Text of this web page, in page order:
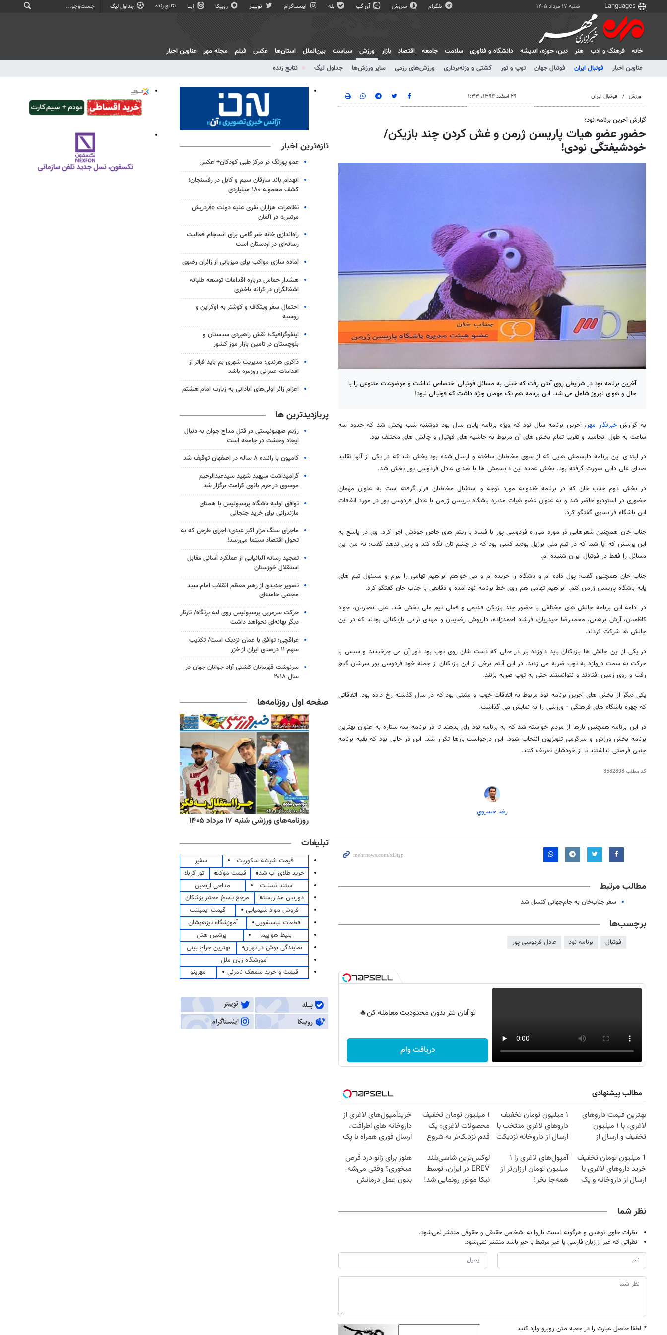
شنبه ۱۷ مرداد ۱۴۰۵ تلگرام سروش آی گپ بله اینستاگرام توییتر روبیکا ایتا نتایج زنده جداول لیگ
خانه فرهنگ و ادب هنر دين، حوزه، انديشه دانشگاه و فناوری سلامت جامعه اقتصاد بازار
ورزش
عناوین اخبار
فوتبال ایران فوتبال جهان توپ و تور کشتی و وزنه‌برداری ورزش‌های رزمی سایر ورزش‌ها جداول لیگ نتایج زنده
سیاست بین‌الملل استان‌ها عکس فیلم مجله مهر عناوین اخبار
ورزش فوتبال ایران ۲۹ اسفند ۱۳۹۴، ۱:۳۳
گزارش آخرین برنامه نود؛
حضور عضو هیات پاریسن ژرمن و غش کردن چند بازیکن/
خودشیفتگی نودی!
آخرین برنامه نود در شرایطی روی آنتن رفت که خیلی به مسائل فوتبالی اختصاص نداشت و موضوعات متنوعی را با
حال و هوای نوروز شامل می شد. این برنامه هم یک مهمان ویژه داشت که فوتبالی نبود!
به گزارشخبرنگار مهر، آخرین برنامه سال نود که ویژه برنامه پایان سال بود دوشنبه شب پخش شد که حدود سه
ساعت به طول انجامید و تقریبا تمام بخش های آن مربوط به حاشیه های فوتبال و چالش های مختلف بود.
در ابتدای این برنامه دابسمش هایی که از سوی مخاطبان ساخته و ارسال شده بود پخش شد که در یکی از آنها تقلید
صدای علی دایی صورت گرفته بود. بخش عمده این دابسمش ها با صدای عادل فردوسی پور پخش شد.
در بخش دوم جناب خان که در برنامه خندوانه مورد توجه و استقبال مخاطبان قرار گرفته است به عنوان مهمان
حضوری در استودیو حاضر شد و به عنوان عضو هیات مدیره باشگاه پاریسن ژرمن با عادل فردوسی پور در مورد اتفاقات
این باشگاه فرانسوی گفتگو کرد.
جناب خان همچنین شعرهایی در مورد مبارزه فردوسی پور با فساد با ریتم های خاص خودش اجرا کرد. وی در پاسخ به
این پرسش که آیا شما که در تیم ملی برزیل بودید کسی بود که در چشم تان نگاه کند و پاس ندهد گفت: نه من این
مسائل را فقط در فوتبال ایران شنیده ام.
جناب خان همچنین گفت: پول داده ام و باشگاه را خریده ام و می خواهم ابراهیم تهامی را ببرم و مسئول تیم های
پایه باشگاه پاریسن ژرمن کنم. ابراهیم تهامی هم روی خط برنامه نود آمده و دقایقی با جناب خان گفتگو کرد.
در ادامه این برنامه چالش های مختلفی با حضور چند بازیکن قدیمی و فعلی تیم ملی پخش شد. علی انصاریان، جواد
کاظمیان، آرش برهانی، محمدرضا حیدریان، فرشاد احمدزاده، داریوش رضاییان و مهدی ترابی بازیکنانی بودند که در این
چالش ها شرکت کردند.
در یکی از این چالش ها بازیکنان باید داوزده بار در حالی که دست شان روی توپ بود دور آن می چرخیدند و سپس با
حرکت به سمت دروازه به توپ ضربه می زدند. در این آیتم برخی از این بازیکنان از جمله خود فردوسی پور سرشان گیج
رفت و روی زمین افتادند و نتوانستند حتی به توپ ضربه بزنند.
یکی دیگر از بخش های آخرین برنامه نود مربوط به اتفاقات خوب و مثبتی بود که در سال گذشته رخ داده بود. اتفاقاتی
که چهره باشگاه های فرهنگی - ورزشی را به نمایش می گذاشت.
در این برنامه همچنین بارها از مردم خواسته شد که به برنامه نود رای بدهند تا در برنامه سه ستاره به عنوان بهترین
برنامه بخش ورزش و سرگرمی تلویزیون انتخاب شود. این درخواست بارها تکرار شد. این در حالی بود که بقیه برنامه
چنین فرصتی نداشتند تا از خودشان تعریف کنند.
کد مطلب3582898
رضا خسروي
مطالب مرتبط
سفر جناب‌خان به جام‌جهانی کنسل شد
برچسب‌ها
فوتبال برنامه نود عادل فردوسی پور
تو آبان تتر بدون محدودیت معامله کن🔥
دریافت وام
مطالب پیشنهادی
بهترین قیمت داروهای
لاغری، با ۱ میلیون
تخفیف و ارسال از
۱ میلیون تومان تخفیف
داروهای لاغری منتخب با
ارسال از داروخانه نزدیکت
۱ میلیون تومان تخفیف
محصولات لاغری؛ یک
قدم نزدیک‌تر به شروع
خریدآمپول‌های لاغری از
داروخانه های اطرافت،
ارسال فوری همراه با پک
1 میلیون تومان تخفیف
خرید داروهای لاغری با
ارسال از داروخانه و پک
آمپول‌های لاغری را ۱
میلیون تومان ارزان‌تر از
همه‌جا بخر!
لوکس‌ترین شاسی‌بلند
EREV در ایران، توسط
نیکا موتور رونمایی شد!
هنوز برای زانو درد قرص
میخوری؟ وقتی می‌شه
بدون عمل درمانش
نظر شما
نظرات حاوی توهین و هرگونه نسبت ناروا به اشخاص حقیقی و حقوقی منتشر نمی‌شود.
نظراتی که غیر از زبان فارسی یا غیر مرتبط با خبر باشد منتشر نمی‌شود.
* لطفا حاصل عبارت را در جعبه متن روبرو وارد کنید
تازه‌ترین اخبار
عمو پورنگ در مرکز طبی کودکان+ عکس
انهدام باند سارقان سیم و کابل در رفسنجان؛
کشف محموله ۱۸۰ میلیاردی
تظاهرات هزاران نفری علیه دولت «فردریش
مرتس» در آلمان
راه‌اندازی خانه خبر گامی برای انسجام فعالیت
رسانه‌ای در اردستان است
آماده سازی مواکب برای میزبانی از زائران رضوی
هشدار حماس درباره اقدامات توسعه طلبانه
اشغالگران در کرانه باختری
احتمال سفر ویتکاف و کوشنر به اوکراین و
روسیه
اینفوگرافیک؛ نقش راهبردی سیستان و
بلوچستان در تامین بازار موز کشور
ذاکری هرندی: مدیریت شهری بم باید فراتر از
اقدامات عمرانی روزمره باشد
اعزام زائر اولی‌های آبادانی به زیارت امام هشتم
پربازدیدترین ها
رژیم صهیونیستی در قتل مداح جوان به دنبال
ایجاد وحشت در جامعه است
کامیون با راننده ۸ ساله در اصفهان توقیف شد
گرامیداشت سپهبد شهید سیدعبدالرحیم
موسوی در حرم بانوی کرامت برگزار شد
توافق اولیه باشگاه پرسپولیس با همتای
مازندرانی برای خرید جنجالی
ماجرای سنگ مزار اکبر عبدی؛ اجرای طرحی که به
تحول اقتصاد سینما می‌رسد!
تمجید رسانه آلبانیایی از عملکرد آسانی مقابل
استقلال خوزستان
تصویر جدیدی از رهبر معظم انقلاب امام سید
مجتبی خامنه‌ای
حرکت سرمربی پرسپولیس روی لبه پرتگاه/ تارتار
دیگر بهانه‌ای نخواهد داشت
عراقچی: توافق با عمان نزدیک است/ تکذیب
سهم ۱۱ درصدی ایران از خزر
سرنوشت قهرمانان کشتی آزاد جوانان جهان در
سال ۲۰۱۸
صفحه اول روزنامه‌ها
روزنامه‌های ورزشی شنبه ۱۷ مرداد ۱۴۰۵
تبلیغات
قیمت شیشه سکوریت
سفیر
خرید طلای آب شده
قیمت موکت
تور کربلا
استند تسلیت
مداحی اربعین
دوربین مداربسته
مرجع پاسخ معتبر پزشکان
فروش مواد شیمیایی
قیمت ایمپلنت
قطعات لباسشویی
آموزشگاه تیزهوشان
بلیط هواپیما
پرشین هتل
نمایندگی بوش در تهران
بهترین جراح بینی
آموزشگاه زبان ملل
قیمت و خرید سمعک نامرئی
مهرینو